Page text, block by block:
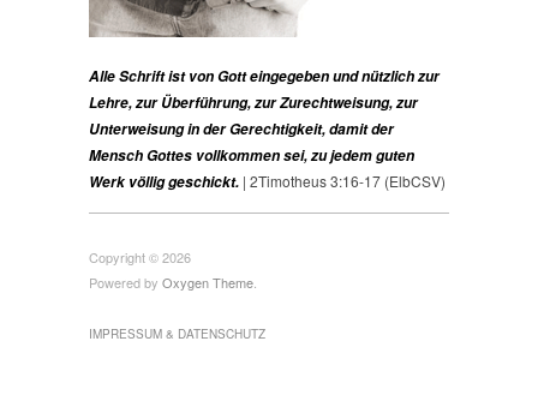
Alle Schrift ist von Gott eingegeben und nützlich zur
Lehre, zur Überführung, zur Zurechtweisung, zur
Unterweisung in der Gerechtigkeit, damit der
Mensch Gottes vollkommen sei, zu jedem guten
Werk völlig geschickt. | 2Timotheus 3:16-17 (ElbCSV)
Copyright © 2026
Powered by Oxygen Theme
IMPRESSUM & DATENSCHUTZ